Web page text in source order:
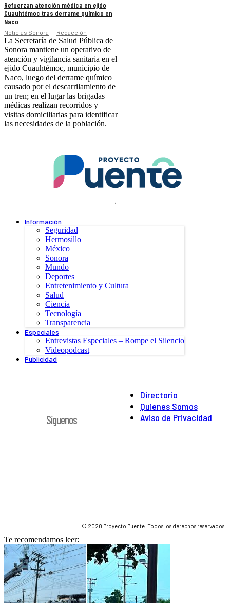
Refuerzan atención médica en ejido
Cuauhtémoc tras derrame químico en
Naco
Noticias Sonora Redacción
La Secretaría de Salud Pública de
Sonora mantiene un operativo de
atención y vigilancia sanitaria en el
ejido Cuauhtémoc, municipio de
Naco, luego del derrame químico
causado por el descarrilamiento de
un tren; en el lugar las brigadas
médicas realizan recorridos y
visitas domiciliarias para identificar
las necesidades de la población.
.
Información
Seguridad
Hermosillo
México
Sonora
Mundo
Deportes
Entretenimiento y Cultura
Salud
Ciencia
Tecnología
Transparencia
Especiales
Entrevistas Especiales – Rompe el Silencio
Videopodcast
Publicidad
Directorio
Quienes Somos
Aviso de Privacidad
Síguenos
© 2020 Proyecto Puente. Todos los derechos reservados.
Te recomendamos leer: